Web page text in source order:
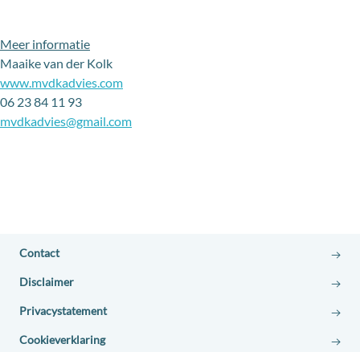
Meer informatie
Maaike van der Kolk
www.mvdkadvies.com
06 23 84 11 93
mvdkadvies@gmail.com
Contact
Disclaimer
Privacystatement
Cookieverklaring